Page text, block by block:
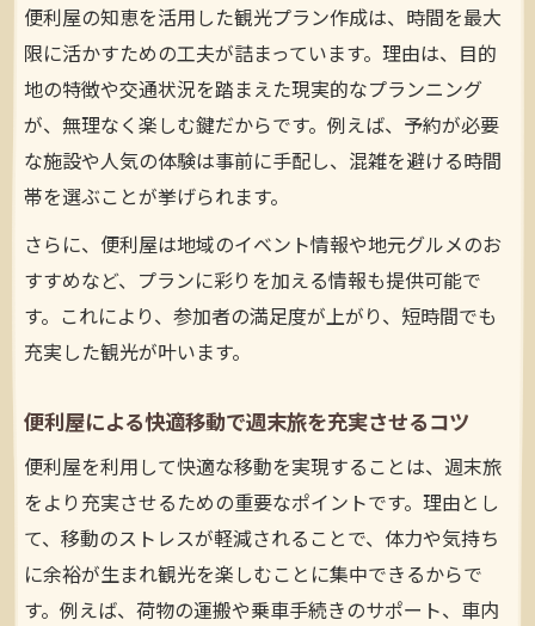
日を充実
移動負担を減らして便利屋ミニツアーを満
喫しよう
効率重視なら便利屋ミニツアー企画を活用しよ
う
効率的な旅を叶える便利屋ミニツアー企画
の魅力
便利屋ミニツアーで無駄なく週末を楽しむ
コツ
便利屋活用で移動も観光も効率良く計画す
時短旅行に最適な便利屋ミニツアーの選び
方
便利屋ミニツアー企画で費用対効果を高め
る工夫
家族や仲間と手軽な観光を満喫するヒント
便利屋の知恵を活用した観光プラン作成は、時間を最大
限に活かすための工夫が詰まっています。理由は、目的
地の特徴や交通状況を踏まえた現実的なプランニング
が、無理なく楽しむ鍵だからです。例えば、予約が必要
な施設や人気の体験は事前に手配し、混雑を避ける時間
帯を選ぶことが挙げられます。
さらに、便利屋は地域のイベント情報や地元グルメのお
すすめなど、プランに彩りを加える情報も提供可能で
す。これにより、参加者の満足度が上がり、短時間でも
充実した観光が叶います。
便利屋による快適移動で週末旅を充実させるコツ
便利屋を利用して快適な移動を実現することは、週末旅
をより充実させるための重要なポイントです。理由とし
て、移動のストレスが軽減されることで、体力や気持ち
に余裕が生まれ観光を楽しむことに集中できるからで
す。例えば、荷物の運搬や乗車手続きのサポート、車内